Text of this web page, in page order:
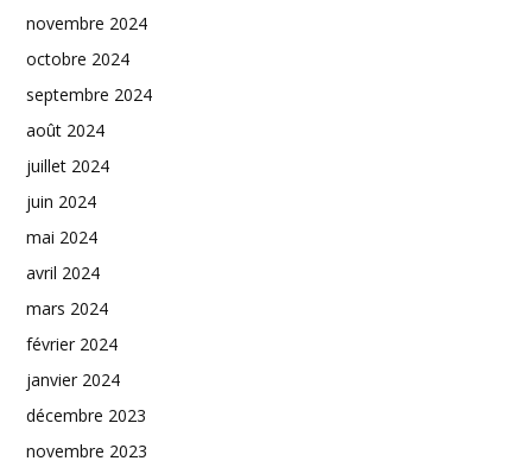
novembre 2024
octobre 2024
septembre 2024
août 2024
juillet 2024
juin 2024
mai 2024
avril 2024
mars 2024
février 2024
janvier 2024
décembre 2023
novembre 2023